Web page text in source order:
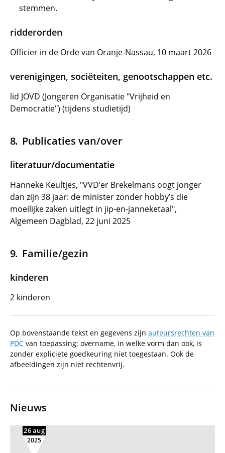
stemmen.
ridderorden
Officier in de Orde van Oranje-Nassau, 10 maart 2026
verenigingen, sociëteiten, genootschappen etc.
lid JOVD (Jongeren Organisatie "Vrijheid en
Democratie") (tijdens studietijd)
Publicaties van/over
literatuur/documentatie
Hanneke Keultjes, "VVD’er Brekelmans oogt jonger
dan zijn 38 jaar: de minister zonder hobby’s die
moeilijke zaken uitlegt in jip-en-janneketaal",
Algemeen Dagblad, 22 juni 2025
Familie/gezin
kinderen
2 kinderen
Op bovenstaande tekst en gegevens zijn auteursrechten van
PDC van toepassing; overname, in welke vorm dan ook, is
zonder expliciete goedkeuring niet toegestaan. Ook de
afbeeldingen zijn niet rechtenvrij.
Nieuws
26 aug
2025